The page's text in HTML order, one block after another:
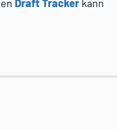
Draft Tracker kann